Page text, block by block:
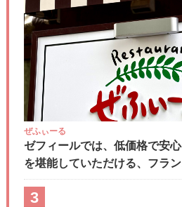
ぜふぃーる
ゼフィールでは、低価格で安
を堪能していただける、フラ
3